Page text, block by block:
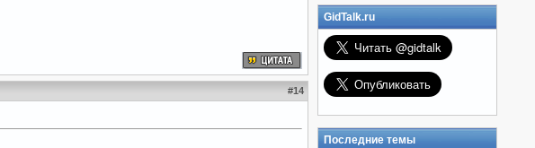
#14
GidTalk.ru
Последние темы